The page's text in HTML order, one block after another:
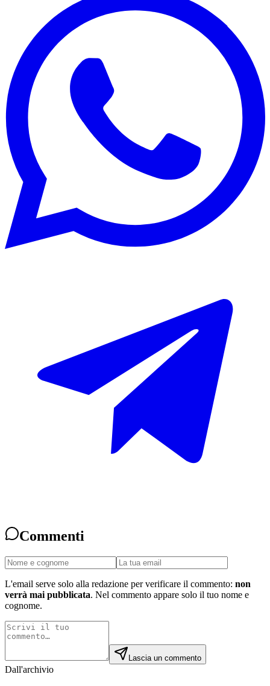
Commenti
L'email serve solo alla redazione per verificare il commento: non
verrà mai pubblicata. Nel commento appare solo il tuo nome e
cognome.
Lascia un commento
Dall'archivio